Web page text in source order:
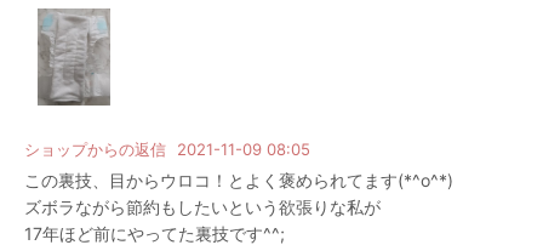
ショップからの返信 2021-11-09 08:05
この裏技、目からウロコ！とよく褒められてます(*^o^*)
ズボラながら節約もしたいという欲張りな私が
17年ほど前にやってた裏技です^^;